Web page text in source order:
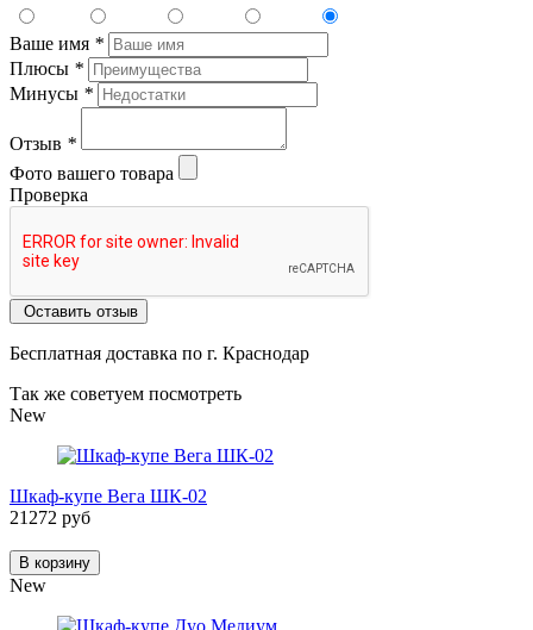
Ваше имя *
Плюсы *
Минусы *
Отзыв *
Фото вашего товара
Проверка
Оставить отзыв
Бесплатная доставка по г. Краснодар
Так же советуем посмотреть
New
Шкаф-купе Вега ШК-02
21272 руб
В корзину
New